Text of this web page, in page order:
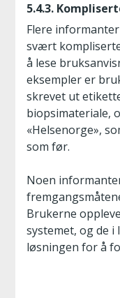
5.4.3.
Flere
svært
å lese
eksempler er
skrevet ut
biopsimateriale,
«Helsenorge»,
som før.
Noen
Brukerne
systemet, og de
løsningen for å